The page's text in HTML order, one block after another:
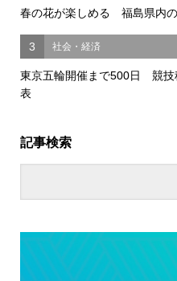
春の花が楽しめる 福島県内
3 社会・経済
東京五輪開催まで500日 競技
表
記事検索